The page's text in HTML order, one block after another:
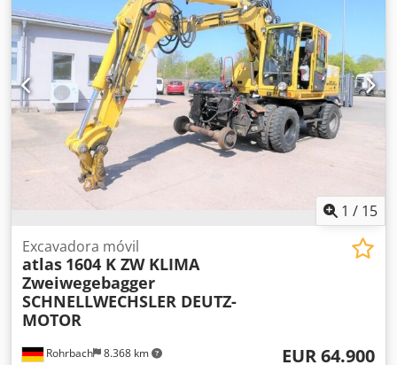
1 / 15
Rohrbach 8.368 km
Excavadora móvil
atlas 1604 K ZW KLIMA
Zweiwegebagger
SCHNELLWECHSLER DEUTZ-
MOTOR
EUR 64.900